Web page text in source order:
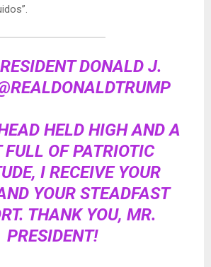
DONALD J.
HELD HIGH AND A
FULL OF PATRIOTIC
I RECEIVE YOUR
YOUR STEADFAST
THANK YOU, MR.
PRESIDENT!